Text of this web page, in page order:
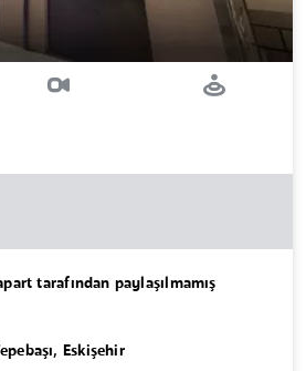
tarafından paylaşılmamış
, Eskişehir